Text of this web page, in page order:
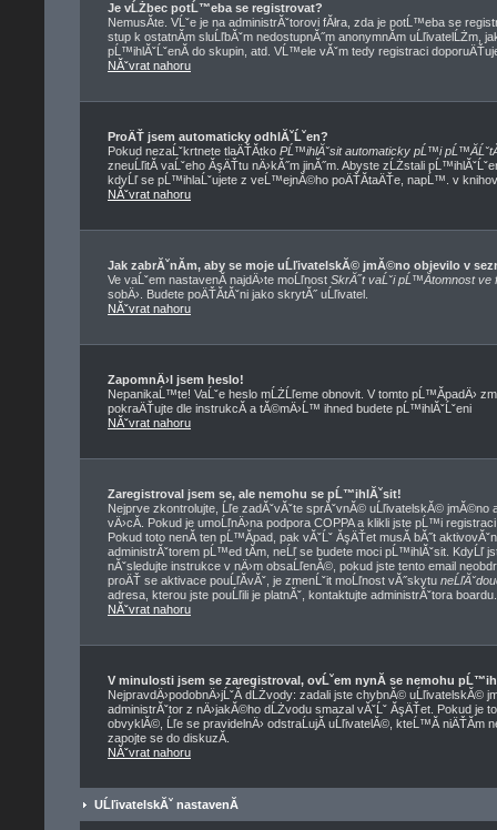
Je vĹŻbec potĹ™eba se registrovat?
NemusĂ­te. VĹˇe je na administrĂˇtorovi fĂłra, zda je potĹ™eba se
stup k ostatnĂ­m sluĹľbĂˇm nedostupnĂ˝m anonymnĂ­m uĹľivatelĹŻm,
pĹ™ihlĂˇĹˇenĂ­ do skupin, atd. VĹ™ele vĂˇm tedy registraci
NĂˇvrat nahoru
ProÄŤ jsem automaticky odhlĂˇĹˇen?
Pokud nezaĹˇkrtnete tlaÄŤĂ­tko PĹ™ihlĂˇsit automaticky pĹ™i pĹ™Ă­ĹˇtĂ­
zneuĹľitĂ­ vaĹˇeho ĂşÄŤtu nÄ›kĂ˝m jinĂ˝m. Abyste zĹŻstali
kdyĹľ se pĹ™ihlaĹˇujete z veĹ™ejnĂ©ho poÄŤĂ­taÄŤe, napĹ™. v
NĂˇvrat nahoru
Jak zabrĂˇnĂ­m, aby se moje uĹľivatelskĂ© jmĂ©no objevilo v
Ve vaĹˇem nastavenĂ­ najdÄ›te moĹľnost SkrĂ˝t vaĹˇi pĹ™Ă­tomnost ve
sobÄ›. Budete poÄŤĂ­tĂˇni jako skrytĂ˝ uĹľivatel.
NĂˇvrat nahoru
ZapomnÄ›l jsem heslo!
NepanikaĹ™te! VaĹˇe heslo mĹŻĹľeme obnovit. V tomto pĹ™Ă­padÄ›
pokraÄŤujte dle instrukcĂ­ a tĂ©mÄ›Ĺ™ ihned budete pĹ™ihlĂˇĹˇeni
NĂˇvrat nahoru
Zaregistroval jsem se, ale nemohu se pĹ™ihlĂˇsit!
Nejprve zkontrolujte, Ĺľe zadĂˇvĂˇte sprĂˇvnĂ© uĹľivatelskĂ©
vÄ›cĂ­. Pokud je umoĹľnÄ›na podpora COPPA a klikli jste pĹ™i
Pokud toto nenĂ­ ten pĹ™Ă­pad, pak vĂˇĹˇ ĂşÄŤet musĂ­ bĂ˝t
administrĂˇtorem pĹ™ed tĂ­m, neĹľ se budete moci pĹ™ihlĂˇsit. KdyĹľ
nĂˇsledujte instrukce v nÄ›m obsaĹľenĂ©, pokud jste tento email
proÄŤ se aktivace pouĹľĂ­vĂˇ, je zmenĹˇit moĹľnost vĂ˝skytu
adresa, kterou jste pouĹľili je platnĂˇ, kontaktujte administrĂˇtora boardu.
NĂˇvrat nahoru
V minulosti jsem se zaregistroval, ovĹˇem nynĂ­ se nemohu
NejpravdÄ›podobnÄ›jĹˇĂ­ dĹŻvody: zadali jste chybnĂ©
administrĂˇtor z nÄ›jakĂ©ho dĹŻvodu smazal vĂˇĹˇ ĂşÄŤet. Pokud
obvyklĂ©, Ĺľe se pravidelnÄ› odstraĹujĂ­ uĹľivatelĂ©, kteĹ™Ă­ niÄŤĂ­m
zapojte se do diskuzĂ­.
NĂˇvrat nahoru
UĹľivatelskĂˇ nastavenĂ­